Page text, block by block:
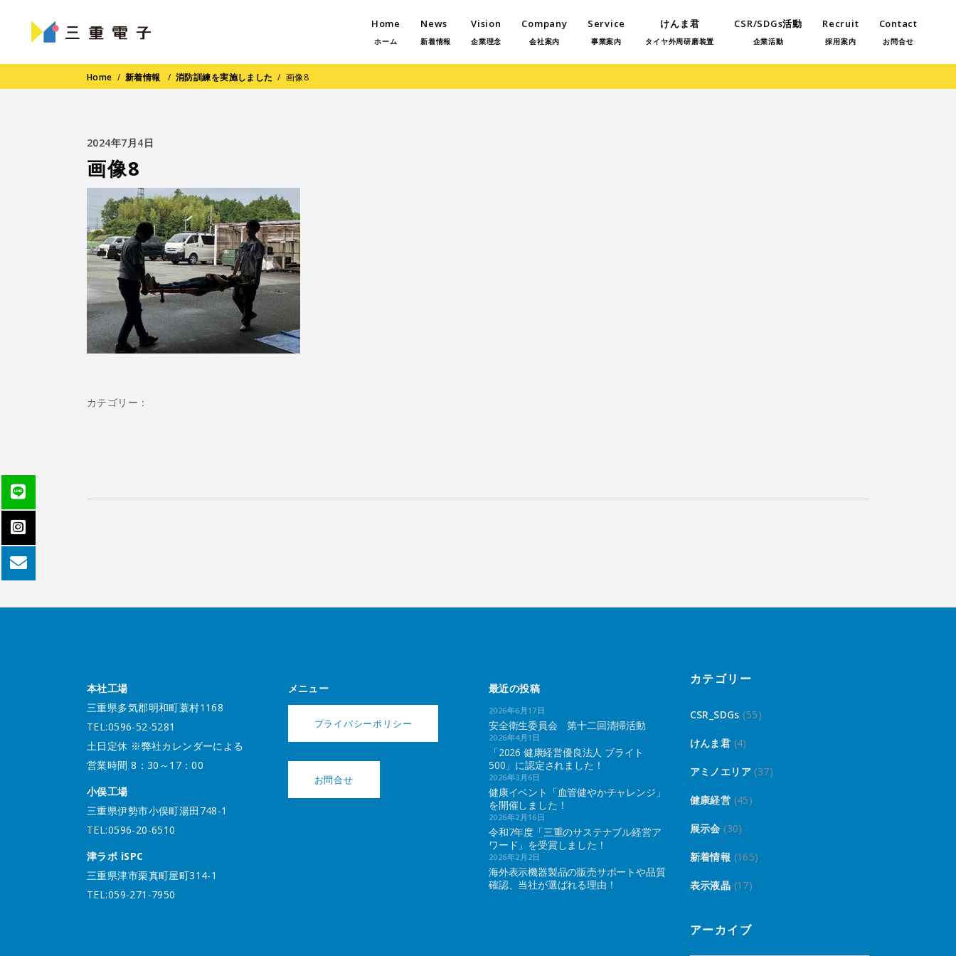
Home
ホーム
News
新着情報
Vision
企業理念
Company
会社案内
Service
事業案内
けんま君
タイヤ外周研磨装置
CSR/SDGs活動
企業活動
Recruit
採用案内
Contact
お問合せ
Home / 新着情報 /消防訓練を実施しました / 画像8
2024年7月4日
画像8
カテゴリー：
本社工場
三重県多気郡明和町蓑村1168
TEL:0596-52-5281
土日定休 ※弊社カレンダーによる
営業時間 8：30～17：00
小俣工場
三重県伊勢市小俣町湯田748-1
TEL:0596-20-6510
津ラボ iSPC
三重県津市栗真町屋町314-1
TEL:059-271-7950
メニュー
プライバシーポリシー
お問合せ
最近の投稿
2026年6月17日
安全衛生委員会 第十二回清掃活動
2026年4月1日
「2026 健康経営優良法人 ブライト
500」に認定されました！
2026年3月6日
健康イベント「血管健やかチャレンジ」
を開催しました！
2026年2月16日
令和7年度「三重のサステナブル経営ア
ワード」を受賞しました！
2026年2月2日
海外表示機器製品の販売サポートや品質
確認、当社が選ばれる理由！
カテゴリー
CSR_SDGs (55)
けんま君 (4)
アミノエリア (37)
健康経営 (45)
展示会 (30)
新着情報 (165)
表示液晶 (17)
アーカイブ